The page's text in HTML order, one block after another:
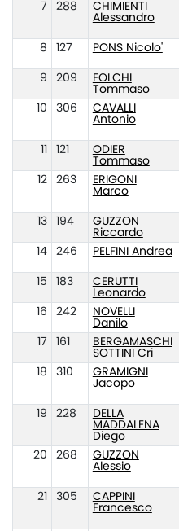
7
288
CHIMIENTI
Alessandro
8
127 PONS Nicolo'
9
209
FOLCHI
Tommaso
10
306
CAVALLI
Antonio
121
ODIER
Tommaso
12
263
ERIGONI
Marco
13
194
GUZZON
Riccardo
14
246 PELFINI Andrea
15
183
CERUTTI
Leonardo
16
242
NOVELLI
Danilo
17
161
BERGAMASCHI
SOTTINI Cri
18
310
GRAMIGNI
Jacopo
19
228
DELLA
MADDALENA
Diego
20 268
GUZZON
Alessio
21
305
CAPPINI
Francesco